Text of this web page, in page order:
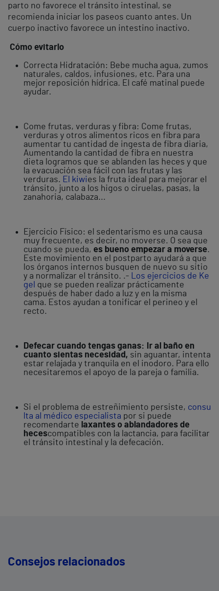
parto no favorece el tránsito intestinal, se
recomienda iniciar los paseos cuanto antes. Un
cuerpo inactivo favorece un intestino inactivo.
Cómo evitarlo
Correcta Hidratación: Bebe mucha agua, zumos
naturales, caldos, infusiones, etc. Para una
mejor reposición hídrica. El café matinal puede
ayudar.
Come frutas, verduras y fibra: Come frutas,
verduras y otros alimentos ricos en fibra para
aumentar tu cantidad de ingesta de fibra diaria,
Aumentando la cantidad de fibra en nuestra
dieta logramos que se ablanden las heces y que
la evacuación sea fácil con las frutas y las
verduras. El kiwies la fruta ideal para mejorar el
tránsito, junto a los higos o ciruelas, pasas, la
zanahoria, calabaza...
Ejercicio Físico: el sedentarismo es una causa
muy frecuente, es decir, no moverse. O sea que
cuando se pueda, es bueno empezar a moverse.
Este movimiento en el postparto ayudará a que
los órganos internos busquen de nuevo su sitio
y a normalizar el tránsito. .- Los ejercicios de Ke
gel que se pueden realizar prácticamente
después de haber dado a luz y en la misma
cama. Estos ayudan a tonificar el perineo y el
recto.
Defecar cuando tengas ganas: Ir al baño en
cuanto sientas necesidad , sin aguantar, intenta
estar relajada y tranquila en el inodoro. Para ello
necesitaremos el apoyo de la pareja o familia.
Si el problema de estreñimiento persiste, consu
lta al médico especialista por si puede
recomendarte laxantes o ablandadores de
hecescompatibles con la lactancia, para facilitar
el tránsito intestinal y la defecación.
Consejos relacionados